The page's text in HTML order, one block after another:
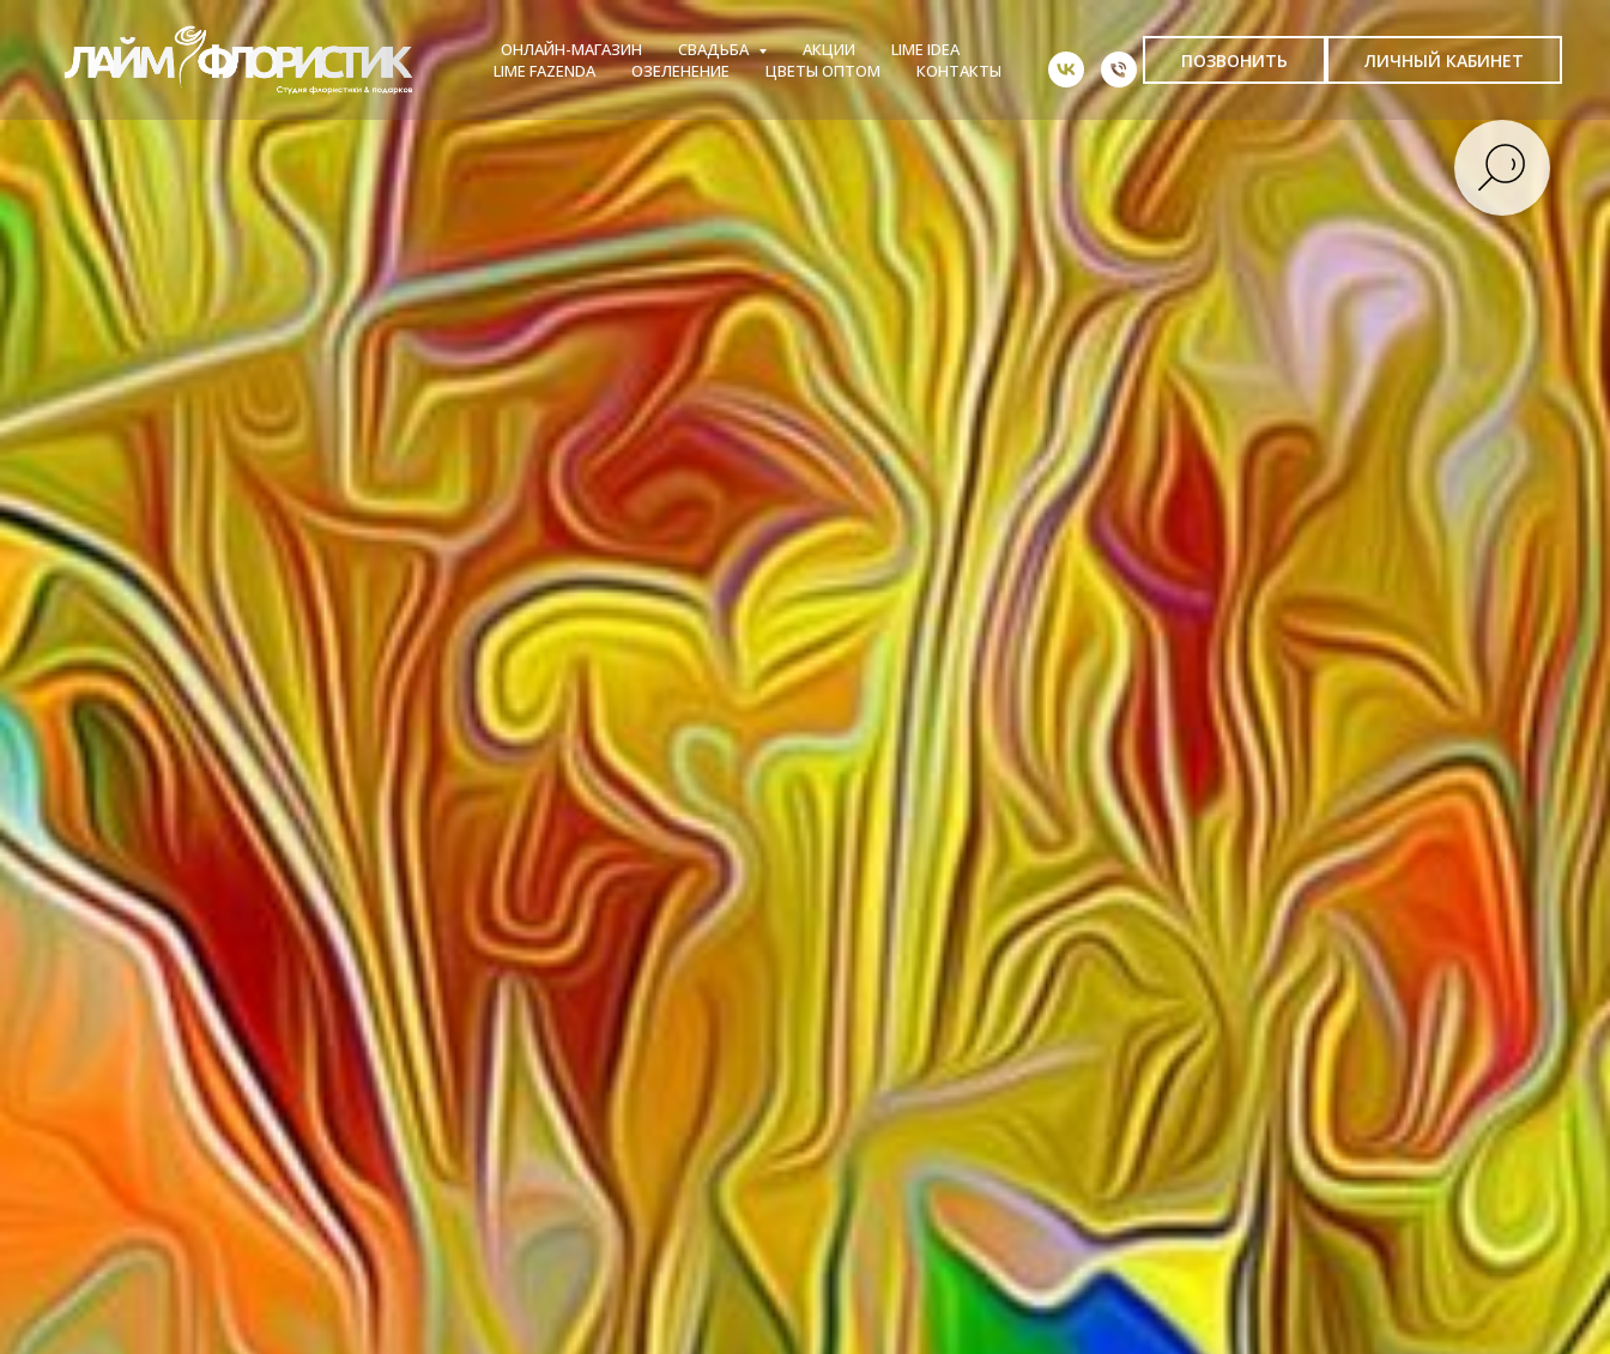
ОНЛАЙН-МАГАЗИН СВАДЬБА АКЦИИ
LIME IDEA
LIME FAZENDA
ОЗЕЛЕНЕНИЕ ЦВЕТЫ ОПТОМ КОНТАКТЫ ПОЗВОНИТЬ ЛИЧНЫЙ КАБИНЕТ